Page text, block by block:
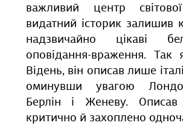
важливий центр
видатний історик залишив
надзвичайно цікаві
оповідання-враження. Так
Відень, він описав лише
оминувши увагою
Берлін і Женеву. Описав
критично й захоплено